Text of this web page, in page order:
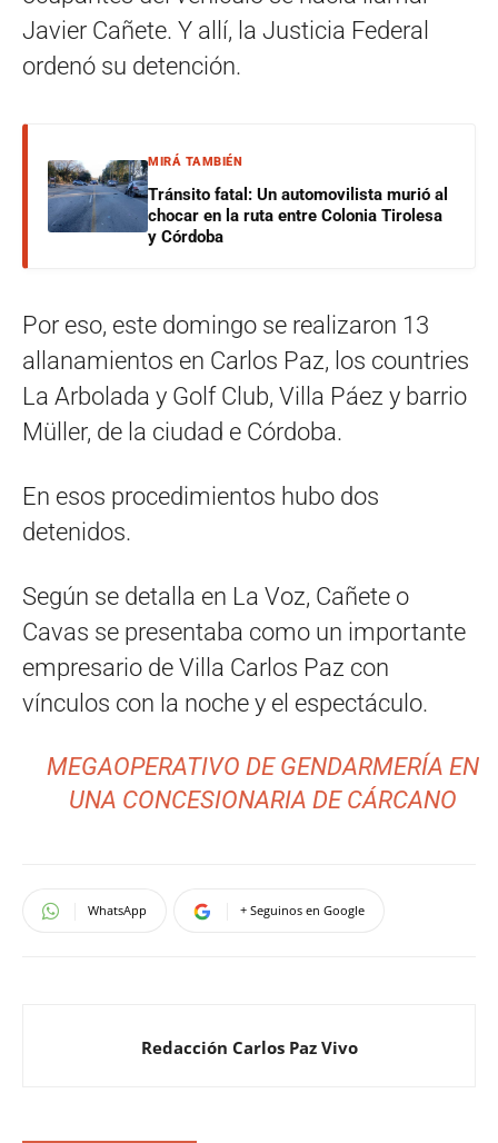
Javier Cañete. Y allí, la Justicia Federal
ordenó su detención.
MIRÁ TAMBIÉN
Tránsito fatal: Un automovilista murió al
chocar en la ruta entre Colonia Tirolesa
y Córdoba
Por eso, este domingo se realizaron 13
allanamientos en Carlos Paz, los countries
La Arbolada y Golf Club, Villa Páez y barrio
Müller, de la ciudad e Córdoba.
En esos procedimientos hubo dos
detenidos.
Según se detalla en La Voz, Cañete o
Cavas se presentaba como un importante
empresario de Villa Carlos Paz con
vínculos con la noche y el espectáculo.
MEGAOPERATIVO DE GENDARMERÍA EN
UNA CONCESIONARIA DE CÁRCANO
WhatsApp + Seguinos en Google
Redacción Carlos Paz Vivo